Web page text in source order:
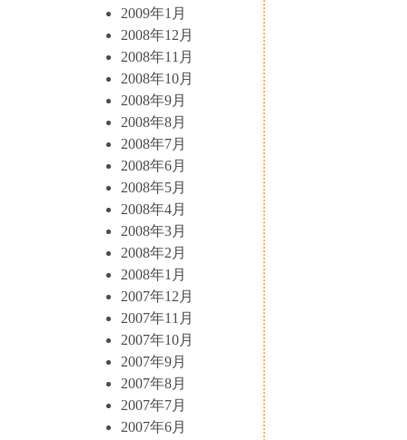
2009年1月
2008年12月
2008年11月
2008年10月
2008年9月
2008年8月
2008年7月
2008年6月
2008年5月
2008年4月
2008年3月
2008年2月
2008年1月
2007年12月
2007年11月
2007年10月
2007年9月
2007年8月
2007年7月
2007年6月